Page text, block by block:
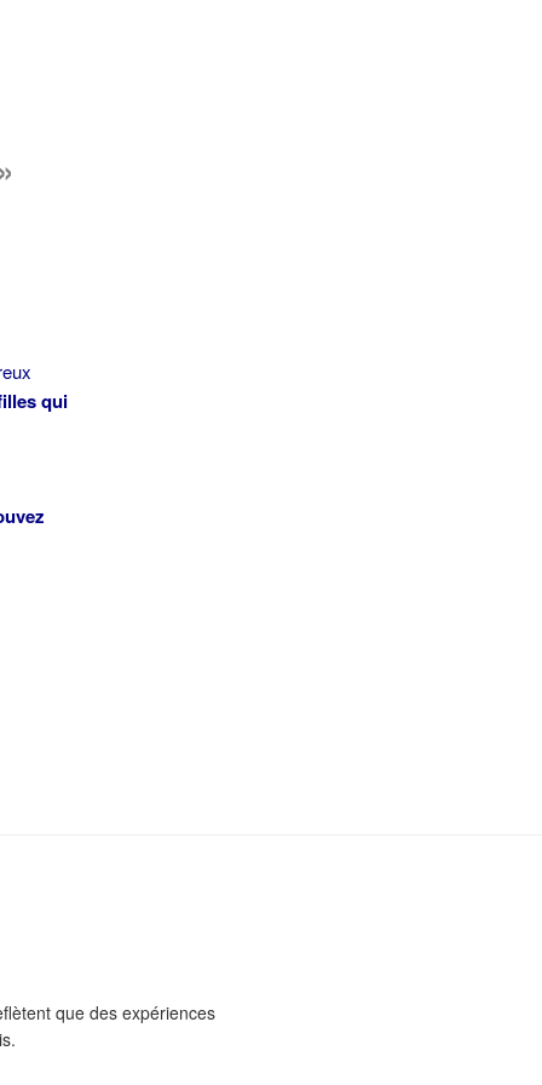
qui
que des expériences